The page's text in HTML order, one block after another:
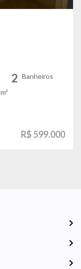
2 Banheiros
m²
R$ 599.000